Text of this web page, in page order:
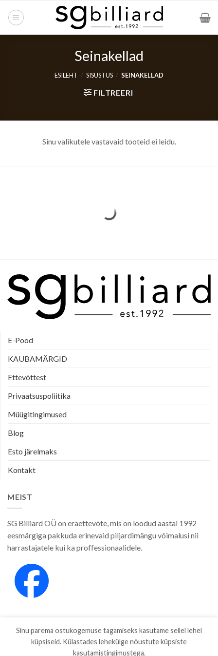
Seinakellad
ESILEHT / SISUSTUS / SEINAKELLAD
FILTREERI
Sinu valikutele vastavaid tooteid ei leidu.
E-Pood
KAUBAMÄRGID
Ettevõttest
Privaatsuspoliitika
Müügitingimused
Blog
Esto järelmaks
Kontakt
MEIST
SG Billiard OÜ on eraettevõte, mis on loodud aastal 1992
eesmärgiga pakkuda erinevaid piljardimängu võimalusi nii
harrastajatele kui ka proffessionaalidele.
Sinu parema ostukogemuse tagamiseks kasutame sellel lehel
küpsiseid. Külastades lehekülge nõustute küpsiste
kasutamistingimustega.